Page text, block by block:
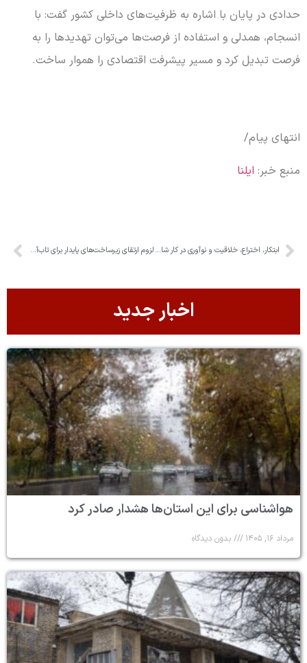
حدادی در پایان با اشاره به ظرفیت‌های داخلی کشور گفت: با
انسجام، همدلی و استفاده از فرصت‌ها می‌توان تهدیدها را به
فرصت تبدیل کرد و مسیر پیشرفت اقتصادی را هموار ساخت.
انتهای پیام/
منبع خبر: ایلنا
ابتکار، اختراع، خلاقیت و نوآوری در کار شاخص انتخاب کارگران نمونه در فرآیند جشنواره امتنان است لزوم ارتقای زیرساخت‌های پایدار برای تاب‌آوری شهرک‌های صنعتی در شرایط حاضر
اخبار جدید
هواشناسی برای این استان‌ها هشدار صادر کرد
مرداد ۱۶, ۱۴۰۵ بدون دیدگاه